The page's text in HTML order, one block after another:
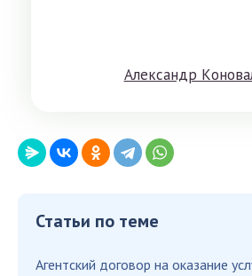
Aлeксандр
Статьи по теме
Агентский договор на оказание